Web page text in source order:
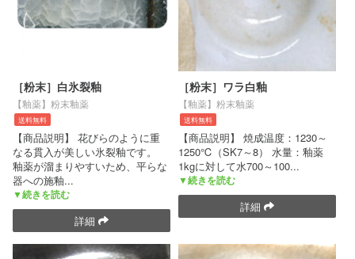
［粉末］白氷裂釉
【釉薬】粉末釉薬
送料無料
【商品説明】 花びらのように重
なる貫入が美しい氷裂釉です。
釉薬が溜まりやすいため、平らな
器への施釉...
▼続きを読む
詳細
［粉末］ワラ白釉
【釉薬】粉末釉薬
送料無料
【商品説明】 焼成温度：1230～
1250℃（SK7～8） 水量：釉薬
1kgに対して水700～100...
▼続きを読む
詳細